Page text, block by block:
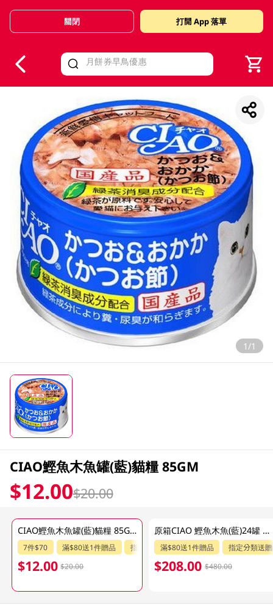
Valid Until 30 June 2026
關閉 打開 App 落單
1/1
CIAO鰹魚木魚罐(藍)貓糧 85GM
$12.00$20.00
CIAO鰹魚木魚罐(藍)貓糧 85GM
7件$70 滿$80送1件贈品 指定分類送贈品
$12.00 $20.00
原箱CIAO 鰹魚木魚(藍)24罐 85 GM
滿$80送1件贈品 指定分類送
$208.00 $480.00